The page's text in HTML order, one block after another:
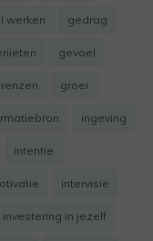
werken gedrag
gevoel
groei
ingeving
intentie
intervisie
investering in jezelf